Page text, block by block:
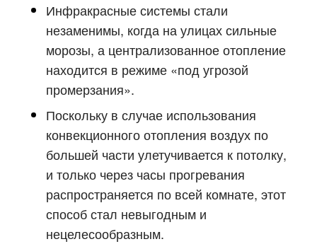
Инфракрасные системы стали
незаменимы, когда на улицах сильные
морозы, а централизованное отопление
находится в режиме «под угрозой
промерзания».
Поскольку в случае использования
конвекционного отопления воздух по
большей части улетучивается к потолку,
и только через часы прогревания
распространяется по всей комнате, этот
способ стал невыгодным и
нецелесообразным.